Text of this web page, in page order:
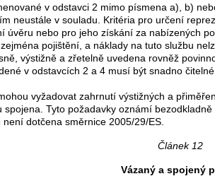
v odstavci 2 mimo písmena a), b)
neustále v souladu. Kritéria pro určení
úvěru nebo pro jeho získání za nabízených
pojištění, a náklady na tuto službu
výstižně a zřetelně uvedena rovněž
v odstavcích 2 a 4 musí být snadno
vyžadovat zahrnutí výstižných a
spojena. Tyto požadavky oznámí bezodkladně
dotčena směrnice 2005/29/ES.
Článek 12
Vázaný a spojený